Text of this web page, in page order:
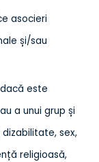
asocieri
și/sau
este
a unui grup și
sex,
religioasă,